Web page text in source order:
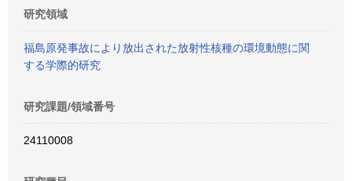
研究領域
福島原発事故により放出された放射性核種の環境動態に関
する学際的研究
研究課題/領域番号
24110008